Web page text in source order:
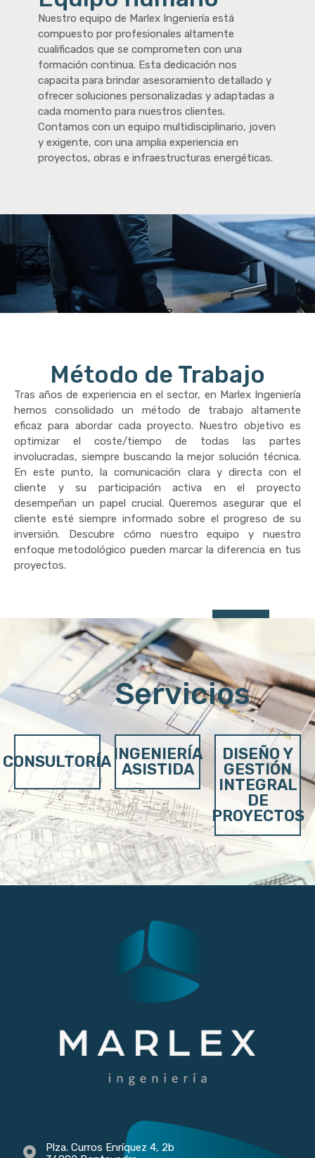
Nuestro equipo de Marlex Ingeniería está
compuesto por profesionales altamente
cualificados que se comprometen con una
formación continua. Esta dedicación nos
capacita para brindar asesoramiento detallado y
ofrecer soluciones personalizadas y adaptadas a
cada momento para nuestros clientes.
Contamos con un equipo multidisciplinario, joven
y exigente, con una amplia experiencia en
proyectos, obras e infraestructuras energéticas.
Método de Trabajo
Tras años de experiencia en el sector, en Marlex Ingeniería
hemos consolidado un método de trabajo altamente
eficaz para abordar cada proyecto. Nuestro objetivo es
optimizar el coste/tiempo de todas las partes
involucradas, siempre buscando la mejor solución técnica.
En este punto, la comunicación clara y directa con el
cliente y su participación activa en el proyecto
desempeñan un papel crucial. Queremos asegurar que el
cliente esté siempre informado sobre el progreso de su
inversión. Descubre cómo nuestro equipo y nuestro
enfoque metodológico pueden marcar la diferencia en tus
proyectos.
Servicios
CONSULTORÍA INGENIERÍA
ASISTIDA
DISEÑO Y
GESTIÓN
INTEGRAL
DE
PROYECTOS
Plza. Curros Enríquez 4, 2b